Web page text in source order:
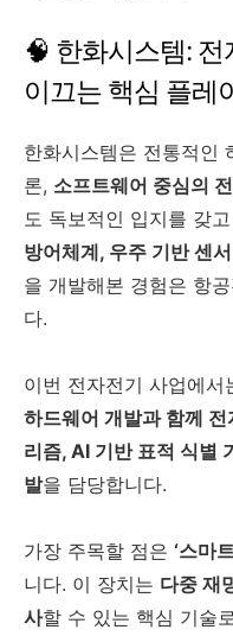
🧠 한화시스템: 전
이끄는 핵심 플레
한화시스템은 전통적인
론, 소프트웨어 중심의
도 독보적인 입지를 갖
방어체계, 우주 기반 센
을 개발해본 경험은 항
다.
이번 전자전기 사업에
하드웨어 개발과 함께
리즘, AI 기반 표적 식별
발을 담당합니다.
가장 주목할 점은 ‘스마
니다. 이 장치는 다중 재
사할 수 있는 핵심 기술